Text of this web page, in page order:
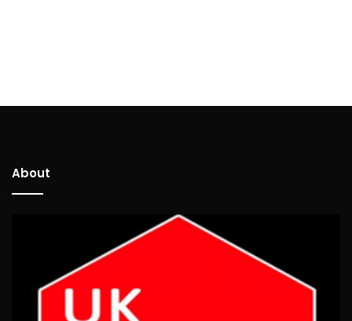
About